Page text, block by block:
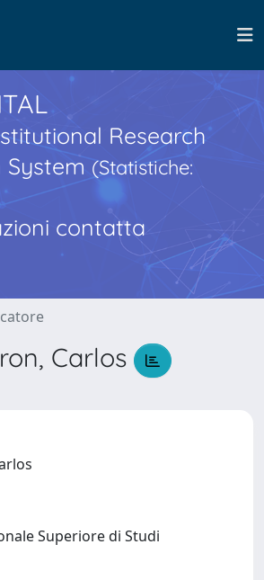
Research
System(Statistiche:
contatta
Carlos
Superiore di Studi